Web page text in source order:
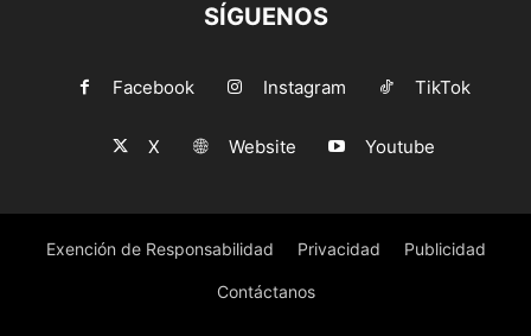
SÍGUENOS
Facebook Instagram TikTok
X Website Youtube
Exención de Responsabilidad Privacidad Publicidad
Contáctanos